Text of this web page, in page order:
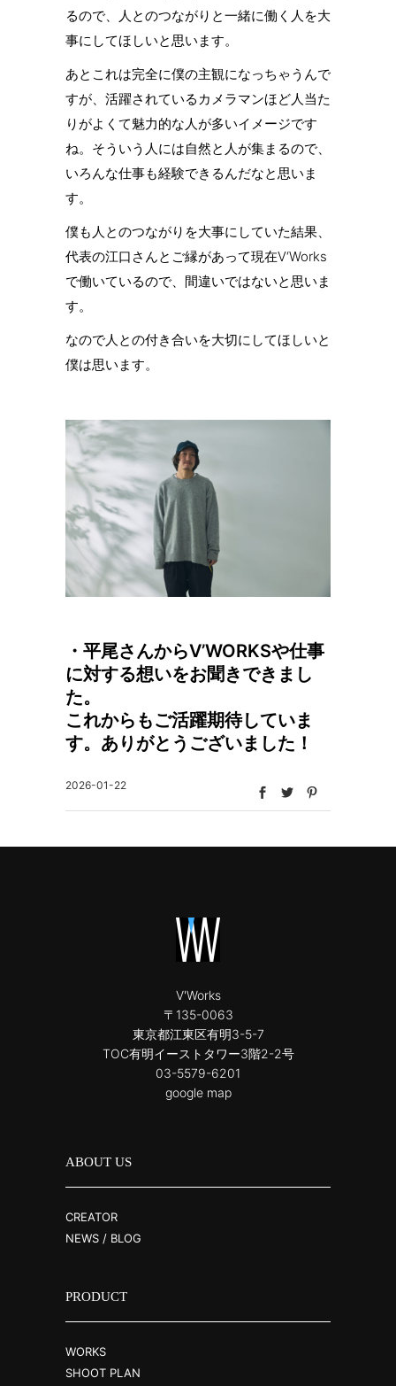
るので、人とのつながりと一緒に働く人を大
事にしてほしいと思います。
あとこれは完全に僕の主観になっちゃうんで
すが、活躍されているカメラマンほど人当た
りがよくて魅力的な人が多いイメージです
ね。そういう人には自然と人が集まるので、
いろんな仕事も経験できるんだなと思いま
す。
僕も人とのつながりを大事にしていた結果、
代表の江口さんとご縁があって現在V‘Works
で働いているので、間違いではないと思いま
す。
なので人との付き合いを大切にしてほしいと
僕は思います。
・平尾さんからV’WORKSや仕事
に対する想いをお聞きできまし
た。
これからもご活躍期待していま
す。ありがとうございました！
2026-01-22
V'Works
〒135-0063
東京都江東区有明3-5-7
TOC有明イーストタワー3階2-2号
03-5579-6201
google map
ABOUT US
CREATOR
NEWS / BLOG
PRODUCT
WORKS
SHOOT PLAN